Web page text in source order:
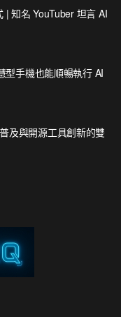
| 知名 YouTuber 坦言 AI
型手機也能順暢執行 AI
及與開源工具創新的雙